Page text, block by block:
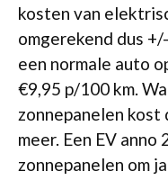
kosten van
omgerekend dus
een normale auto
€9,95 p/100 km.
zonnepanelen kost
meer. Een EV
zonnepanelen om